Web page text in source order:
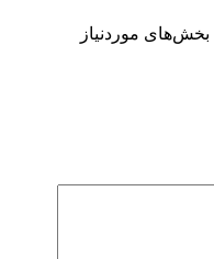
بخش‌های موردنیاز